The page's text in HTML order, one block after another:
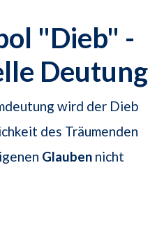
"Dieb" -
Deutung
wird der Dieb
des Träumenden
Glauben nicht